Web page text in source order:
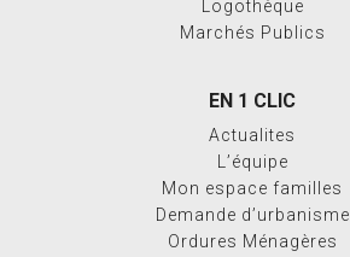
Logothèque
Marchés Publics
EN 1 CLIC
Actualites
L’équipe
Mon espace familles
Demande d’urbanisme
Ordures Ménagères